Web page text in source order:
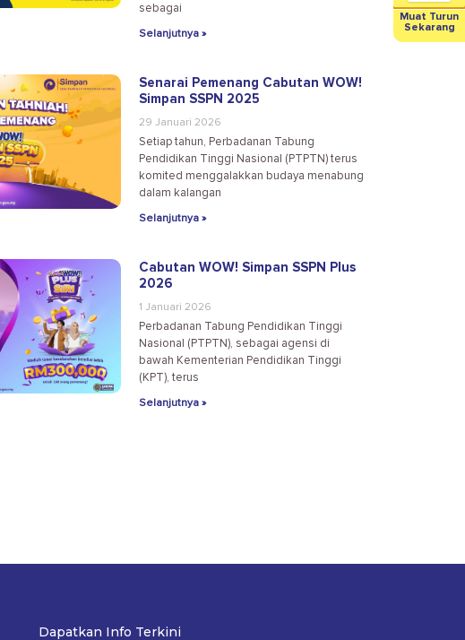
sebagai
Selanjutnya »
Senarai Pemenang Cabutan WOW!
Simpan SSPN 2025
29 Januari 2026
Setiap tahun, Perbadanan Tabung
Pendidikan Tinggi Nasional (PTPTN) terus
komited menggalakkan budaya menabung
dalam kalangan
Selanjutnya »
Cabutan WOW! Simpan SSPN Plus
2026
1 Januari 2026
Perbadanan Tabung Pendidikan Tinggi
Nasional (PTPTN), sebagai agensi di
bawah Kementerian Pendidikan Tinggi
(KPT), terus
Selanjutnya »
Dapatkan Info Terkini
Muat Turun
Sekarang